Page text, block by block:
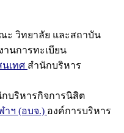
ะ วิทยาลัย และสถาบัน
านการทะเบียน
เทศ สำนักบริหาร
บริหารกิจการนิสิต
าฯ (อบจ.) องค์การบริหาร